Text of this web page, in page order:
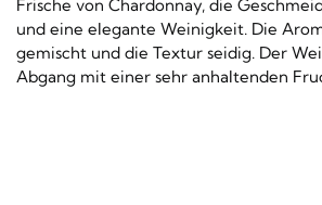
Frische von Chardonnay, die
und eine elegante Weinigkeit. Die
gemischt und die Textur seidig. Der
Abgang mit einer sehr anhaltenden